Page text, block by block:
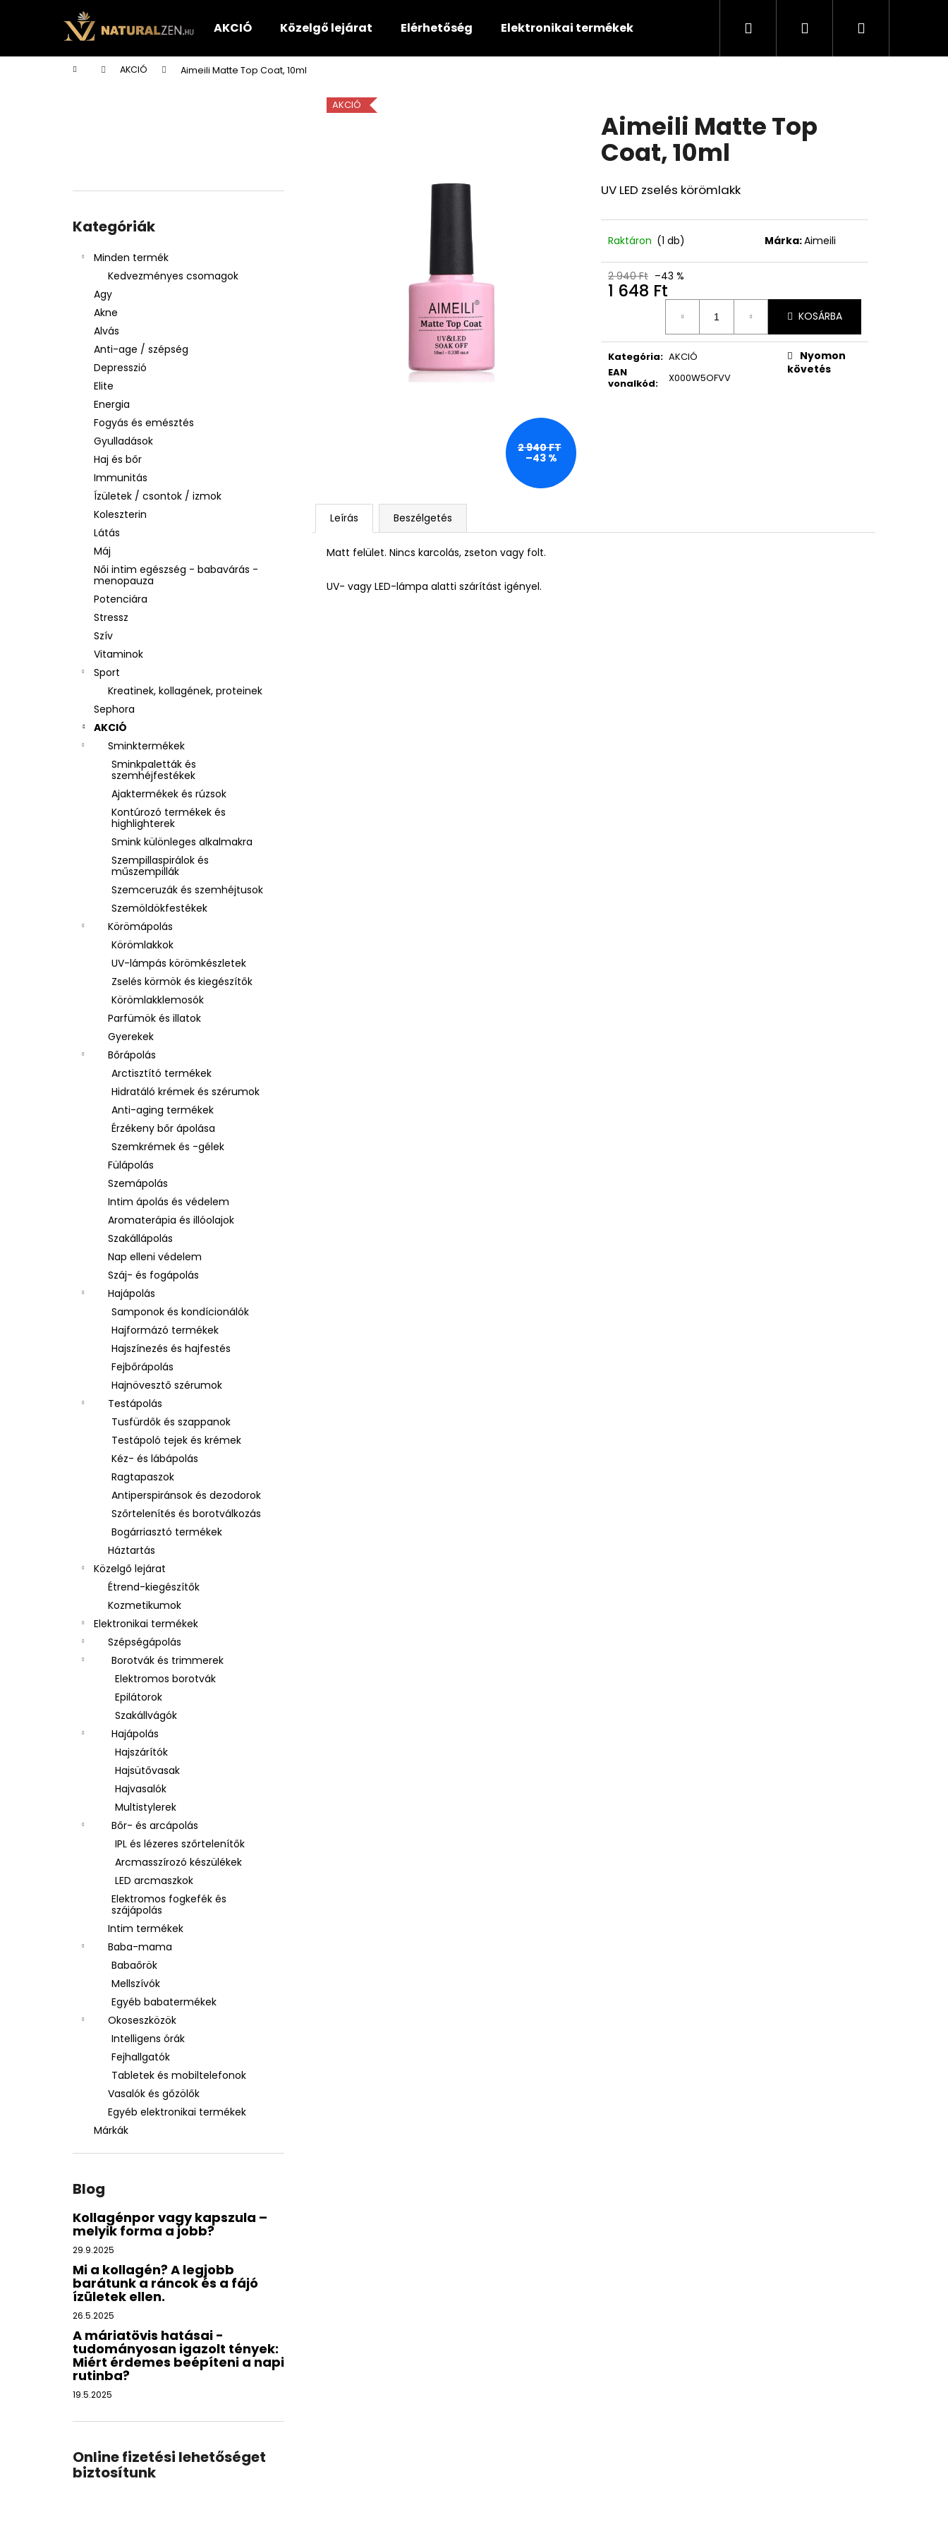
AKCIÓ Közelgő lejárat Elérhetőség Elektronikai termékek Minden termék
KeresésBejelentkezés
Kosár
KezdőlapAKCIÓ Aimeili Matte Top Coat, 10ml
átugrása
Kategóriák
Minden termék
Kedvezményes csomagok
Agy
Akne
Alvás
Anti-age / szépség
Depresszió
Elite
Energia
Fogyás és emésztés
Gyulladások
Haj és bőr
Immunitás
Ízületek / csontok / izmok
Koleszterin
Látás
Máj
Női intim egészség - babavárás -
menopauza
Potenciára
Stressz
Szív
Vitaminok
Sport
Kreatinek, kollagének, proteinek
Sephora
AKCIÓ
Sminktermékek
Sminkpaletták és
szemhéjfestékek
Ajaktermékek és rúzsok
Kontúrozó termékek és
highlighterek
Smink különleges alkalmakra
Szempillaspirálok és
műszempillák
Szemceruzák és szemhéjtusok
Szemöldökfestékek
Körömápolás
Körömlakkok
UV-lámpás körömkészletek
Zselés körmök és kiegészítők
Körömlakklemosók
Parfümök és illatok
Gyerekek
Bőrápolás
Arctisztító termékek
Hidratáló krémek és szérumok
Anti-aging termékek
Érzékeny bőr ápolása
Szemkrémek és -gélek
Fülápolás
Szemápolás
Intim ápolás és védelem
Aromaterápia és illóolajok
Szakállápolás
Nap elleni védelem
Száj- és fogápolás
Hajápolás
Samponok és kondícionálók
Hajformázó termékek
Hajszínezés és hajfestés
Fejbőrápolás
Hajnövesztő szérumok
Testápolás
Tusfürdők és szappanok
Testápoló tejek és krémek
Kéz- és lábápolás
Ragtapaszok
Antiperspiránsok és dezodorok
Szőrtelenítés és borotválkozás
Bogárriasztó termékek
Háztartás
Közelgő lejárat
Étrend-kiegészítők
Kozmetikumok
Elektronikai termékek
Szépségápolás
Borotvák és trimmerek
Elektromos borotvák
Epilátorok
Szakállvágók
Hajápolás
Hajszárítók
Hajsütővasak
Hajvasalók
Multistylerek
Bőr- és arcápolás
IPL és lézeres szőrtelenítők
Arcmasszírozó készülékek
LED arcmaszkok
Elektromos fogkefék és
szájápolás
Intim termékek
Baba-mama
Babaőrök
Mellszívók
Egyéb babatermékek
Okoseszközök
Intelligens órák
Fejhallgatók
Tabletek és mobiltelefonok
Vasalók és gőzölők
Egyéb elektronikai termékek
Márkák
Blog
Kollagénpor vagy kapszula –
melyik forma a jobb?
29.9.2025
Mi a kollagén? A legjobb
barátunk a ráncok és a fájó
ízületek ellen.
26.5.2025
A máriatövis hatásai -
tudományosan igazolt tények:
Miért érdemes beépíteni a napi
rutinba?
19.5.2025
Online fizetési lehetőséget
biztosítunk
Aimeili Matte Top
Coat, 10ml
UV LED zselés körömlakk
Raktáron (1 db) Márka:Aimeili
2 940 Ft –43 %
1 648 Ft
KOSÁRBA
Kategória: AKCIÓ
EAN
vonalkód: X000W5OFVV
Nyomon
követés
AKCIÓ
2 940 FT
–43 %
Leírás Beszélgetés
Matt felület. Nincs karcolás, zseton vagy folt.
UV- vagy LED-lámpa alatti szárítást igényel.
á
Vissza
a boltba
Vissza
a boltba
Ajánljuk
SOL DE JANEIRO RIO RADIANCE BODY
LOTION – SPF 50 TESTÁPOLÓ, 200 ML
2 930 Ft
Korábbi: 14 990 Ft
WAHL HOME PRO 300 – FEKETE
HAJNYÍRÓ GÉP OTTHONI HASZNÁLATRA
- B-KATEGÓRIÁS TERMÉK (W02)
SOL DE JANEIRO RIO RADIANCE SPF 50,
FRISSÍTŐ ÉS HIDRATÁLÓ BŐRVÉDŐ
SPRAY, 200 ML
18 990 Ft